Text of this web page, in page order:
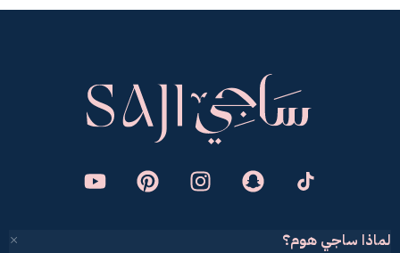
لماذا ساجي هوم؟